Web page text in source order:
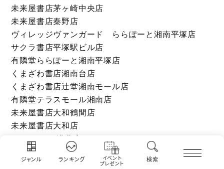
ジャンル ランキング イベント
プレゼント
検索
未来屋書店茅ヶ崎中央店
未来屋書店秦野店
ヴィレッジヴァンガード ららぽーと湘南平塚店
サクラ書店平塚駅ビル店
有隣堂ららぽーと湘南平塚店
くまざわ書店湘南台店
くまざわ書店辻堂湘南モール店
有隣堂テラスモール湘南店
未来屋書店大和鶴間店
未来屋書店大和店
ACADEMIA港北店
アシーネ金沢八景店
ヴィレッジヴァンガード 西武東戸塚店